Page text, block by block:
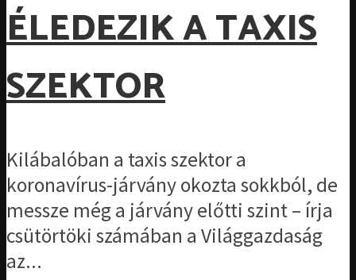
ÉLEDEZIK A TAXIS
SZEKTOR
Kilábalóban a taxis szektor a
koronavírus-járvány okozta sokkból, de
messze még a járvány előtti szint – írja
csütörtöki számában a Világgazdaság
az...